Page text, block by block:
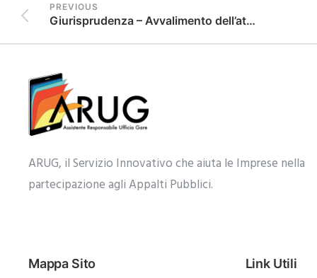
PREVIOUS
Giurisprudenza – Avvalimento dell’attestazione SOA: è obbligatorio indicare dettagliatamente i mezzi messi a disposizione
ARUG, il Servizio Innovativo che aiuta le Imprese nella
partecipazione agli Appalti Pubblici.​
Mappa Sito Link Utili